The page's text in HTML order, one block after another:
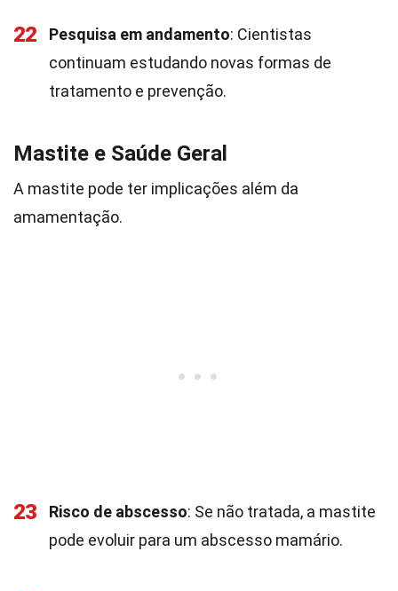
22 Pesquisa em andamento: Cientistas
continuam estudando novas formas de
tratamento e prevenção.
Mastite e Saúde Geral
A mastite pode ter implicações além da
amamentação.
23 Risco de abscesso: Se não tratada, a mastite
pode evoluir para um abscesso mamário.